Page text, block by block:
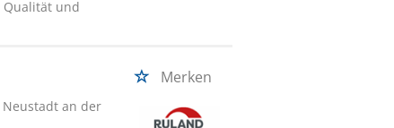
Qualität und
Merken
an der